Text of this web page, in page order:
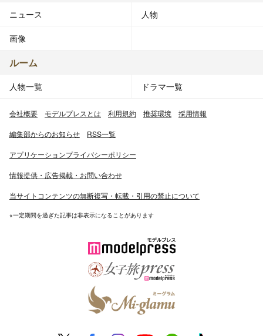
ニュース 人物
画像
ルーム
人物一覧 ドラマ一覧
会社概要 モデルプレスとは 利用規約 推奨環境 採用情報
編集部からのお知らせ RSS一覧
アプリケーションプライバシーポリシー
情報提供・広告掲載・お問い合わせ
当サイトコンテンツの無断複写・転載・引用の禁止について
※一定期間を過ぎた記事は非表示になることがあります